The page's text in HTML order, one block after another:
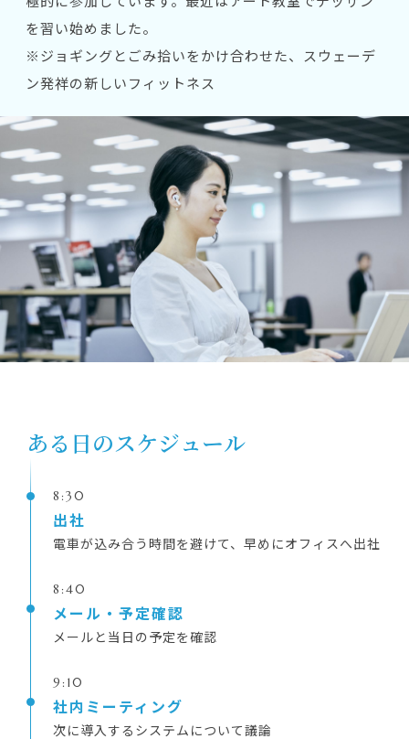
を習い始めました。
※ジョギングとごみ拾いをかけ合わせた、スウェーデ
ン発祥の新しいフィットネス
ある日のスケジュール
8:30
出社
電車が込み合う時間を避けて、早めにオフィスへ出社
8:40
メール・予定確認
メールと当日の予定を確認
9:10
社内ミーティング
次に導入するシステムについて議論